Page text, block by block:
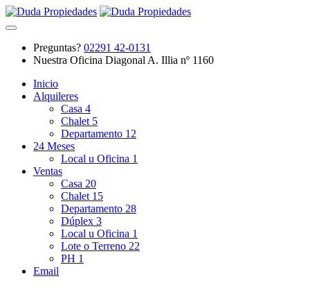
Preguntas? 02291 42-0131
Nuestra Oficina Diagonal A. Illia nº 1160
Inicio
Alquileres
Casa 4
Chalet 5
Departamento 12
24 Meses
Local u Oficina 1
Ventas
Casa 20
Chalet 15
Departamento 28
Dúplex 3
Local u Oficina 1
Lote o Terreno 22
PH 1
Email